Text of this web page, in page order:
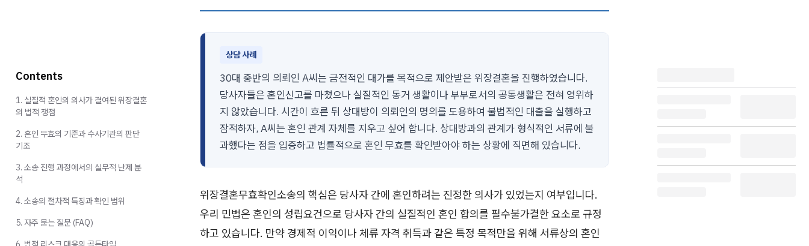
상담 사례
30대 중반의 의뢰인 A씨는 금전적인 대가를 목적으로 제안받은 위장결혼을 진행하였습니다.
당사자들은 혼인신고를 마쳤으나 실질적인 동거 생활이나 부부로서의 공동생활은 전혀 영위하
지 않았습니다. 시간이 흐른 뒤 상대방이 의뢰인의 명의를 도용하여 불법적인 대출을 실행하고
잠적하자, A씨는 혼인 관계 자체를 지우고 싶어 합니다. 상대방과의 관계가 형식적인 서류에 불
과했다는 점을 입증하고 법률적으로 혼인 무효를 확인받아야 하는 상황에 직면해 있습니다.
위장결혼무효확인소송의 핵심은 당사자 간에 혼인하려는 진정한 의사가 있었는지 여부입니다.
우리 민법은 혼인의 성립요건으로 당사자 간의 실질적인 혼인 합의를 필수불가결한 요소로 규정
하고 있습니다. 만약 경제적 이익이나 체류 자격 취득과 같은 특정 목적만을 위해 서류상의 혼인
Contents
1. 실질적 혼인의 의사가 결여된 위장결혼
의 법적 쟁점
2. 혼인 무효의 기준과 수사기관의 판단
기조
3. 소송 진행 과정에서의 실무적 난제 분
석
4. 소송의 절차적 특징과 확인 범위
5. 자주 묻는 질문 (FAQ)